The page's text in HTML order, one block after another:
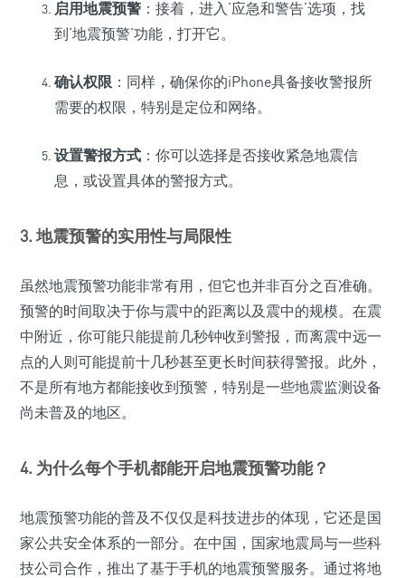
启用地震预警 ：接着，进入‘应急和警告’选项，找
到‘地震预警’功能，打开它。
确认权限 ：同样，确保你的iPhone具备接收警报所
需要的权限，特别是定位和网络。
设置警报方式 ：你可以选择是否接收紧急地震信
息，或设置具体的警报方式。
3. 地震预警的实用性与局限性
虽然地震预警功能非常有用，但它也并非百分之百准确。
预警的时间取决于你与震中的距离以及震中的规模。在震
中附近，你可能只能提前几秒钟收到警报，而离震中远一
点的人则可能提前十几秒甚至更长时间获得警报。此外，
不是所有地方都能接收到预警，特别是一些地震监测设备
尚未普及的地区。
4. 为什么每个手机都能开启地震预警功能？
地震预警功能的普及不仅仅是科技进步的体现，它还是国
家公共安全体系的一部分。在中国，国家地震局与一些科
技公司合作，推出了基于手机的地震预警服务。通过将地